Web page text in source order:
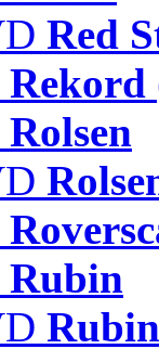
Red
Rekord
Rolsen
Rubin
Rubin